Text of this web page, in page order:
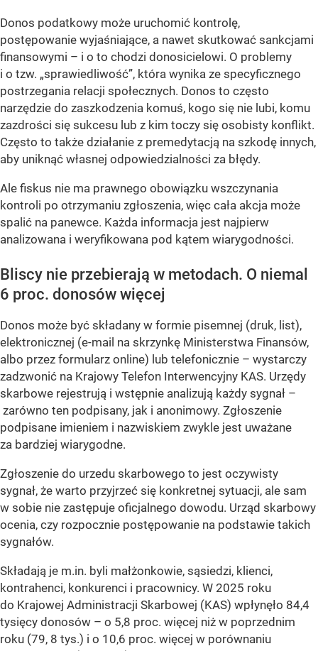
Donos podatkowy może uruchomić kontrolę,
postępowanie wyjaśniające, a nawet skutkować sankcjami
finansowymi – i o to chodzi donosicielowi. O problemy
i o tzw. „sprawiedliwość”, która wynika ze specyficznego
postrzegania relacji społecznych. Donos to często
narzędzie do zaszkodzenia komuś, kogo się nie lubi, komu
zazdrości się sukcesu lub z kim toczy się osobisty konflikt.
Często to także działanie z premedytacją na szkodę innych,
aby uniknąć własnej odpowiedzialności za błędy.
Ale fiskus nie ma prawnego obowiązku wszczynania
kontroli po otrzymaniu zgłoszenia, więc cała akcja może
spalić na panewce. Każda informacja jest najpierw
analizowana i weryfikowana pod kątem wiarygodności.
Bliscy nie przebierają w metodach. O niemal
6 proc. donosów więcej
Donos może być składany w formie pisemnej (druk, list),
elektronicznej (e-mail na skrzynkę Ministerstwa Finansów,
albo przez formularz online) lub telefonicznie – wystarczy
zadzwonić na Krajowy Telefon Interwencyjny KAS. Urzędy
skarbowe rejestrują i wstępnie analizują każdy sygnał –
zarówno ten podpisany, jak i anonimowy. Zgłoszenie
podpisane imieniem i nazwiskiem zwykle jest uważane
za bardziej wiarygodne.
Zgłoszenie do urzedu skarbowego to jest oczywisty
sygnał, że warto przyjrzeć się konkretnej sytuacji, ale sam
w sobie nie zastępuje oficjalnego dowodu. Urząd skarbowy
ocenia, czy rozpocznie postępowanie na podstawie takich
sygnałów.
Składają je m.in. byli małżonkowie, sąsiedzi, klienci,
kontrahenci, konkurenci i pracownicy. W 2025 roku
do Krajowej Administracji Skarbowej (KAS) wpłynęło 84,4
tysięcy donosów – o 5,8 proc. więcej niż w poprzednim
roku (79, 8 tys.) i o 10,6 proc. więcej w porównaniu